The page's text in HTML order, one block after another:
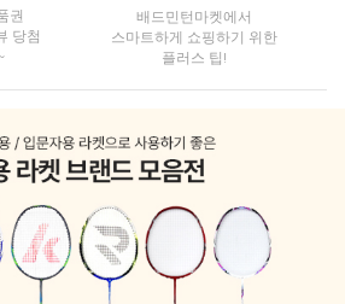
권
당첨
배드민턴마켓에서
스마트하게 쇼핑하기 위한
플러스 팁!